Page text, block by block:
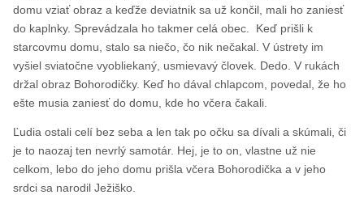
domu vziať obraz a keďže deviatnik sa už končil, mali ho zaniesť
do kaplnky. Sprevádzala ho takmer celá obec. Keď prišli k
starcovmu domu, stalo sa niečo, čo nik nečakal. V ústrety im
vyšiel sviatočne vyobliekaný, usmievavý človek. Dedo. V rukách
držal obraz Bohorodičky. Keď ho dával chlapcom, povedal, že ho
ešte musia zaniesť do domu, kde ho včera čakali.
Ľudia ostali celí bez seba a len tak po očku sa dívali a skúmali, či
je to naozaj ten nevrlý samotár. Hej, je to on, vlastne už nie
celkom, lebo do jeho domu prišla včera Bohorodička a v jeho
srdci sa narodil Ježiško.